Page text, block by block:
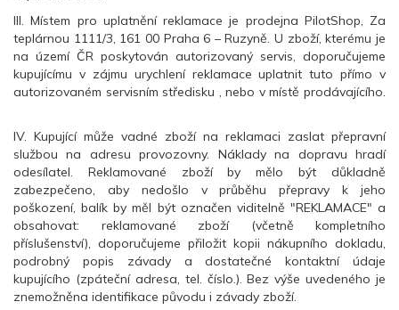
III. Místem pro uplatnění reklamace je prodejna PilotShop, Za
teplárnou 1111/3, 161 00 Praha 6 – Ruzyně. U zboží, kterému je
na území ČR poskytován autorizovaný servis, doporučujeme
kupujícímu v zájmu urychlení reklamace uplatnit tuto přímo v
autorizovaném servisním středisku , nebo v místě prodávajícího.
IV. Kupující může vadné zboží na reklamaci zaslat přepravní
službou na adresu provozovny. Náklady na dopravu hradí
odesílatel. Reklamované zboží by mělo být důkladně
zabezpečeno, aby nedošlo v průběhu přepravy k jeho
poškození, balík by měl být označen viditelně "REKLAMACE" a
obsahovat: reklamované zboží (včetně kompletního
příslušenství), doporučujeme přiložit kopii nákupního dokladu,
podrobný popis závady a dostatečné kontaktní údaje
kupujícího (zpáteční adresa, tel. číslo.). Bez výše uvedeného je
znemožněna identifikace původu i závady zboží.